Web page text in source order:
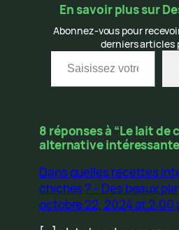
En savoir plus sur
Abonnez-vous pour
derniers articles
Saisissez votre adresse e-mail…
8 réponses à “Le lait de
alternative
Dans quelles recettes
chiches ? – Des beaux
octobre 22, 2024 at 2:00